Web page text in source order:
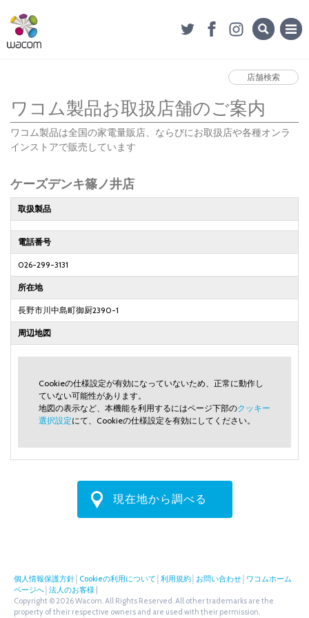
店舗検索
ワコム製品お取扱店舗のご案内
ワコム製品は全国の家電量販店、ならびにお取扱店や各種オンラ
インストアで販売しています
ケーズデンキ篠ノ井店
取扱製品
電話番号
026-299-3131
所在地
長野市川中島町御厨2390-1
周辺地図
Cookieの仕様設定が有効になっていないため、正常に動作し
ていない可能性があります。
地図の表示など、本機能を利用するにはページ下部のクッキー
選択設定にて、Cookieの仕様設定を有効にしてください。
現在地から調べる
個人情報保護方針 Cookieの利用について 利用規約 お問い合わせ ワコムホーム
ページへ 法人のお客様
Copyright © 2026 Wacom. All Rights Reserved. All other trademarks are the
property of their respective owners and are used with their permission.